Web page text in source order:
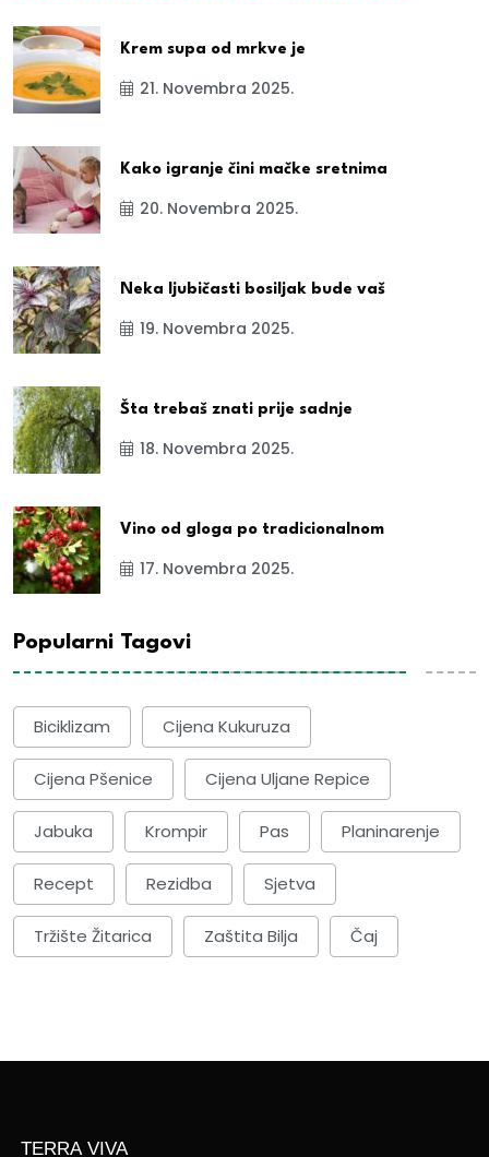
Krem supa od mrkve je
21. Novembra 2025.
Kako igranje čini mačke sretnima
20. Novembra 2025.
Neka ljubičasti bosiljak bude vaš
19. Novembra 2025.
Šta trebaš znati prije sadnje
18. Novembra 2025.
Vino od gloga po tradicionalnom
17. Novembra 2025.
Popularni Tagovi
Biciklizam Cijena Kukuruza
Cijena Pšenice Cijena Uljane Repice
Jabuka Krompir Pas Planinarenje
Recept Rezidba Sjetva
Tržište Žitarica Zaštita Bilja Čaj